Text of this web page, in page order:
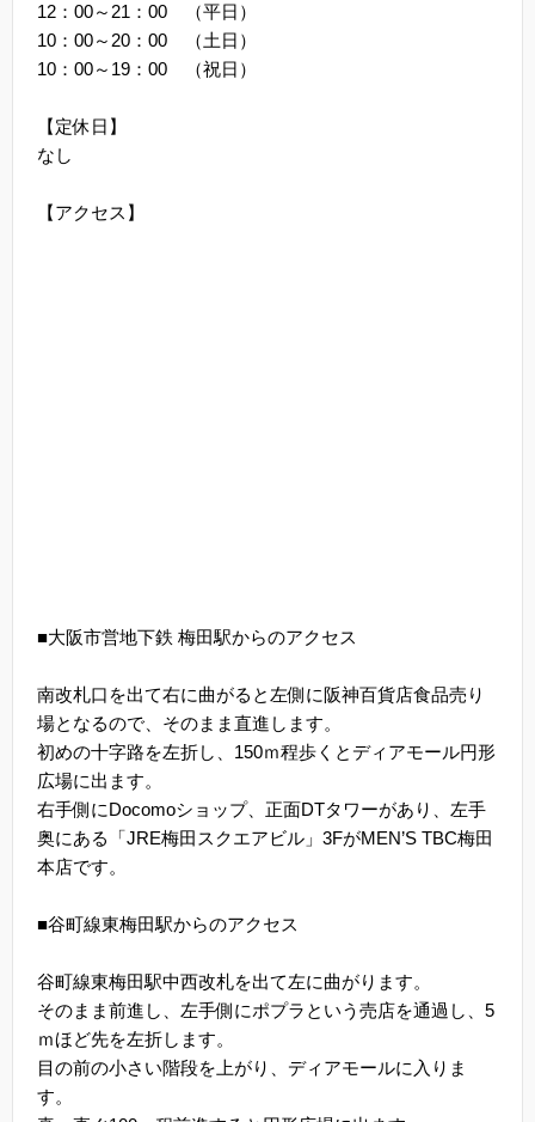
12：00～21：00 （平日）
10：00～20：00 （土日）
10：00～19：00 （祝日）
【定休日】
なし
【アクセス】
■大阪市営地下鉄 梅田駅からのアクセス
南改札口を出て右に曲がると左側に阪神百貨店食品売り
場となるので、そのまま直進します。
初めの十字路を左折し、150ｍ程歩くとディアモール円形
広場に出ます。
右手側にDocomoショップ、正面DTタワーがあり、左手
奥にある「JRE梅田スクエアビル」3FがMEN’S TBC梅田
本店です。
■谷町線東梅田駅からのアクセス
谷町線東梅田駅中西改札を出て左に曲がります。
そのまま前進し、左手側にポプラという売店を通過し、5
ｍほど先を左折します。
目の前の小さい階段を上がり、ディアモールに入りま
す。